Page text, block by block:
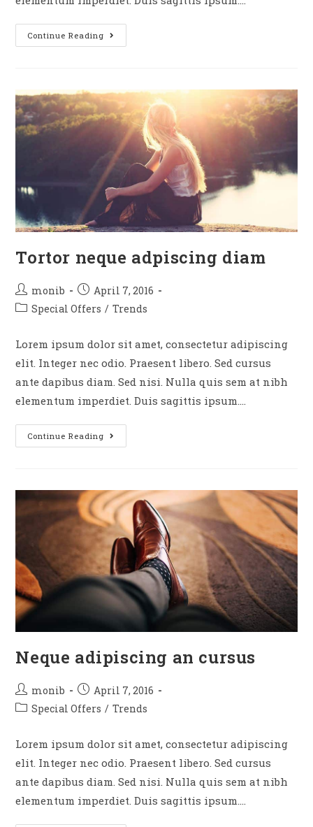
Continue Reading
Tortor neque adpiscing diam
monib
April 7, 2016
Special Offers / Trends
Lorem ipsum dolor sit amet, consectetur adipiscing
elit. Integer nec odio. Praesent libero. Sed cursus
ante dapibus diam. Sed nisi. Nulla quis sem at nibh
elementum imperdiet. Duis sagittis ipsum.…
Continue Reading
Neque adipiscing an cursus
monib
April 7, 2016
Special Offers / Trends
Lorem ipsum dolor sit amet, consectetur adipiscing
elit. Integer nec odio. Praesent libero. Sed cursus
ante dapibus diam. Sed nisi. Nulla quis sem at nibh
elementum imperdiet. Duis sagittis ipsum.…